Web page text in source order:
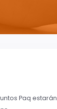
Paq estarán